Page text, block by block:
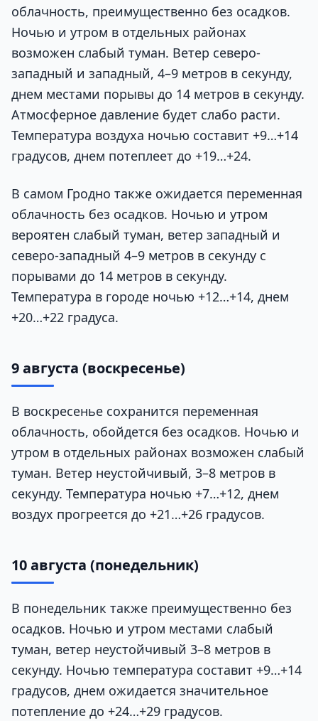
облачность, преимущественно без осадков.
Ночью и утром в отдельных районах
возможен слабый туман. Ветер северо-
западный и западный, 4–9 метров в секунду,
днем местами порывы до 14 метров в секунду.
Атмосферное давление будет слабо расти.
Температура воздуха ночью составит +9…+14
градусов, днем потеплеет до +19…+24.
В самом Гродно также ожидается переменная
облачность без осадков. Ночью и утром
вероятен слабый туман, ветер западный и
северо-западный 4–9 метров в секунду с
порывами до 14 метров в секунду.
Температура в городе ночью +12…+14, днем
+20…+22 градуса.
9 августа (воскресенье)
В воскресенье сохранится переменная
облачность, обойдется без осадков. Ночью и
утром в отдельных районах возможен слабый
туман. Ветер неустойчивый, 3–8 метров в
секунду. Температура ночью +7…+12, днем
воздух прогреется до +21…+26 градусов.
10 августа (понедельник)
В понедельник также преимущественно без
осадков. Ночью и утром местами слабый
туман, ветер неустойчивый 3–8 метров в
секунду. Ночью температура составит +9…+14
градусов, днем ожидается значительное
потепление до +24…+29 градусов.